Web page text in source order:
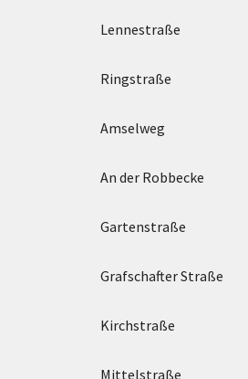
Lennestraße
Ringstraße
Amselweg
An der Robbecke
Gartenstraße
Grafschafter Straße
Kirchstraße
Mittelstraße